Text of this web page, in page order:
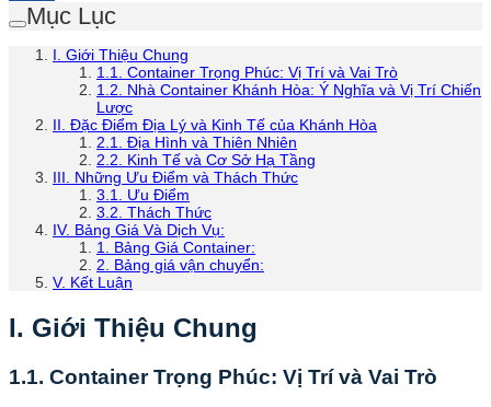
Mục Lục
I. Giới Thiệu Chung
1.1. Container Trọng Phúc: Vị Trí và Vai Trò
1.2. Nhà Container Khánh Hòa: Ý Nghĩa và Vị Trí Chiến
Lược
II. Đặc Điểm Địa Lý và Kinh Tế của Khánh Hòa
2.1. Địa Hình và Thiên Nhiên
2.2. Kinh Tế và Cơ Sở Hạ Tầng
III. Những Ưu Điểm và Thách Thức
3.1. Ưu Điểm
3.2. Thách Thức
IV. Bảng Giá Và Dịch Vụ:
1. Bảng Giá Container:
2. Bảng giá vận chuyển:
V. Kết Luận
I. Giới Thiệu Chung
1.1. Container Trọng Phúc: Vị Trí và Vai Trò